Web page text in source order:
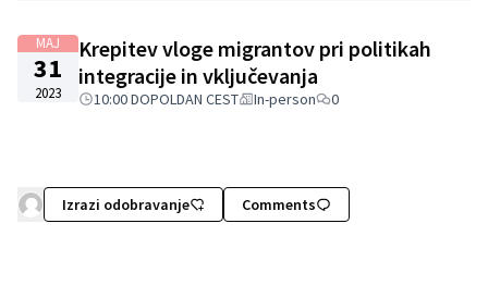
MAJ
31
2023
Krepitev vloge migrantov pri politikah
integracije in vključevanja
10:00 DOPOLDAN CEST In-person 0
Izrazi odobravanje Comments